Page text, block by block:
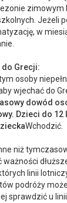
zimowym
Jeżeli
w
do Grecji:
osoby
wjechać do
dowód
Dzieci do 12
Wchodzić.
niż
linii
podróży
sprawdzić u